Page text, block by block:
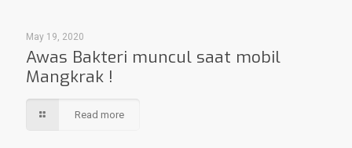
May 19, 2020
Awas Bakteri muncul saat mobil
Mangkrak !
Read more